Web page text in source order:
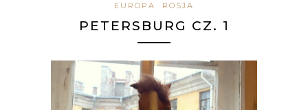
EUROPA ROSJA
PETERSBURG CZ. 1